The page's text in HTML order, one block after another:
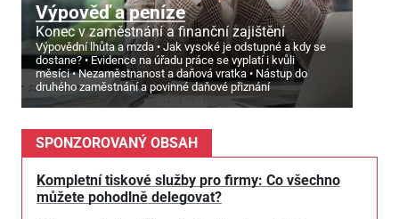
Výpověď a peníze
Konec v zaměstnání a finanční zajištění
Výpovědní lhůta a mzda
Jak vysoké je odstupné a kdy se
dostane?
Evidence na úřadu práce se vyplatí i kvůli
měsíci
Nezaměstnanost a daňová vratka
Nástup do
druhého zaměstnání a povinné daňové přiznání
SPONZOROVANÝ OBSAH
Kompletní tiskové služby pro firmy: Co všechno
můžete pohodlně delegovat?